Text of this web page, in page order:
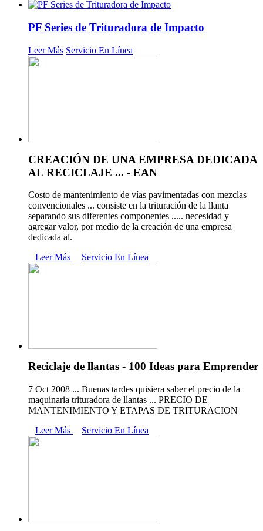
PF Series de Trituradora de Impacto
Leer Más Servicio En Línea
CREACIÓN DE UNA EMPRESA DEDICADA
AL RECICLAJE ... - EAN
Costo de mantenimiento de vías pavimentadas con mezclas
convencionales ... consiste en la trituración de la llanta
separando sus diferentes componentes ..... necesidad y
agregar valor, por medio de la creación de una empresa
dedicada al.
Leer Más
Servicio En Línea
Reciclaje de llantas - 100 Ideas para Emprender
7 Oct 2008 ... Buenas tardes quisiera saber el precio de la
maquinaria trituradora de llantas ... PRECIO DE
MANTENIMIENTO Y ETAPAS DE TRITURACION
Leer Más
Servicio En Línea